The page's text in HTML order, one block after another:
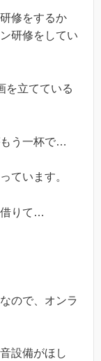
修をするか
研修をしてい
を立てている
う一杯で…
ています。
借りて…
ので、オンラ
設備がほし